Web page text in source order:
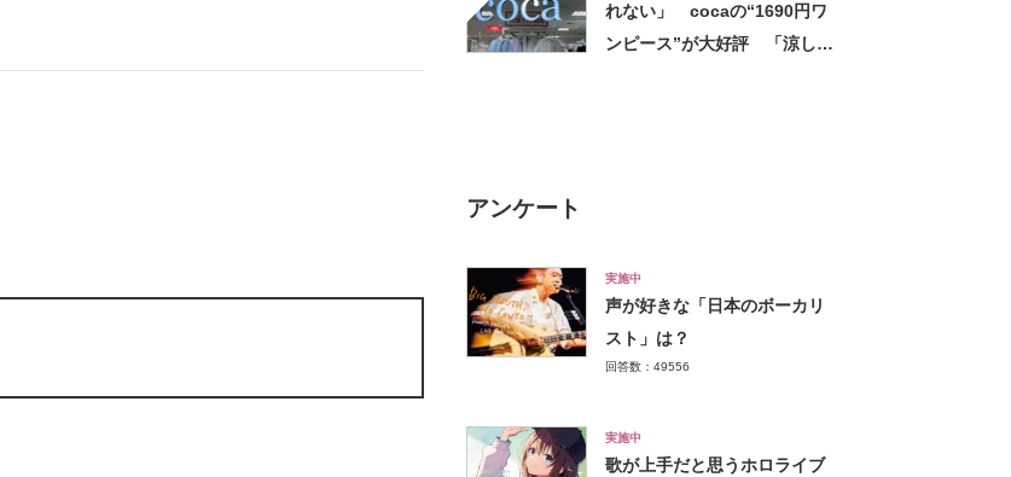
れない」 cocaの“1690円ワ
ンピース”が大好評 「涼しく
アンケート
実施中
声が好きな「日本のボーカリ
スト」は？
回答数：49556
実施中
歌が上手だと思うホロライブ